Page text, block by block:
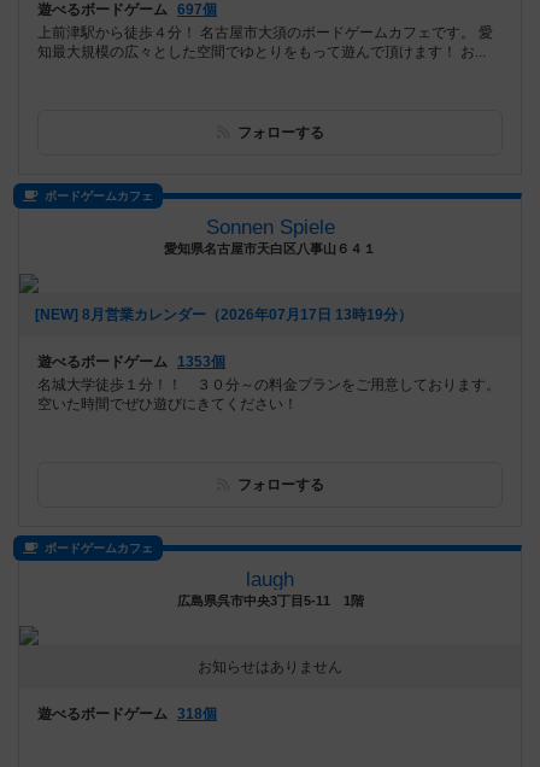
遊べるボードゲーム 697個
上前津駅から徒歩４分！ 名古屋市大須のボードゲームカフェです。 愛
知最大規模の広々とした空間でゆとりをもって遊んで頂けます！ お...
フォローする
ボードゲームカフェ
Sonnen Spiele
愛知県名古屋市天白区八事山６４１
[NEW] 8月営業カレンダー（2026年07月17日 13時19分）
遊べるボードゲーム
1353個
名城大学徒歩１分！！ ３０分～の料金プランをご用意しております。
空いた時間でぜひ遊びにきてください！
フォローする
ボードゲームカフェ
laugh
広島県呉市中央3丁目5-11 1階
お知らせはありません
遊べるボードゲーム 318個